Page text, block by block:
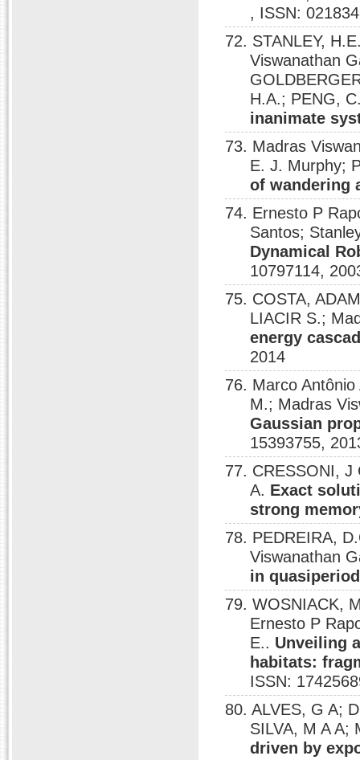
, ISSN:
72. STANLEY,
Viswanathan
H.A.; PENG,
inanimate
73. Madras
E. J. Murphy;
of wandering
74. Ernesto P
Santos;
Dynamical
10797114,
75. COSTA,
LIACIR S.;
energy
2014
76. Marco
M.; Madras
Gaussian
15393755,
77. CRESSONI, J
A. Exact
strong
78. PEDREIRA,
Viswanathan
in
79. WOSNIACK,
Ernesto P
E.. Unveiling
habitats:
ISSN:
80. ALVES, G A;
SILVA, M A A;
driven by